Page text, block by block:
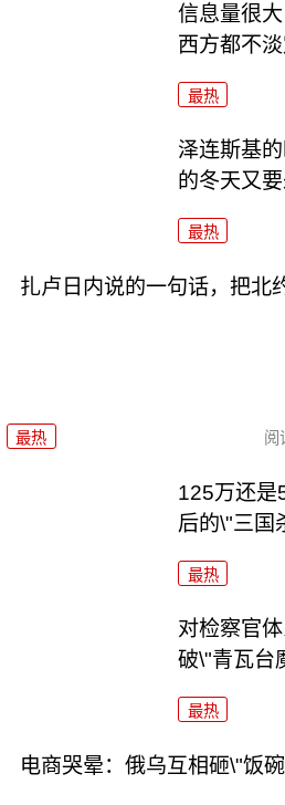
信息量很
西方都不
最热
泽连斯基
的冬天又
最热
扎卢日内说的一句话，把北
最热 阅
125万还是
后的\"三国
最热
对检察官
破\"青瓦台
最热
电商哭晕：俄乌互相砸\"饭